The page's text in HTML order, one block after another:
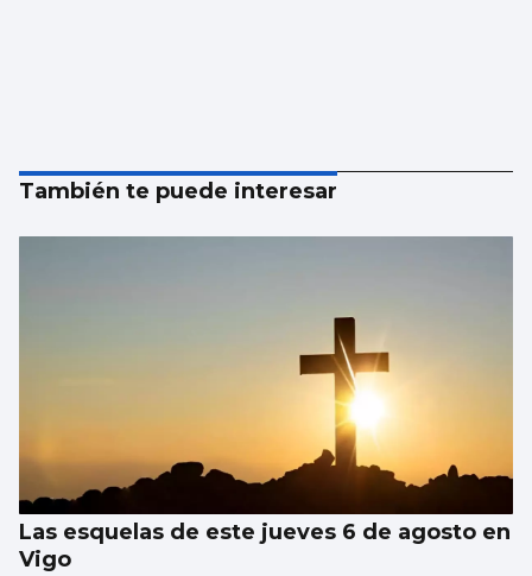
También te puede interesar
Las esquelas de este jueves 6 de agosto en
Vigo